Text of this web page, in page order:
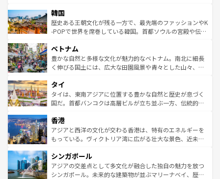
ワイを、存分に味わってほしい。 なお、新着のハワイ情報
はコンテンツ一覧を参照してほしい。
いる。アクティビティも充実しており、サーフィンやダイ
ビング、ハイキングなど、アウトドア好きにはたまらな
い。オーストラリアの多彩な魅力を存分に味わいつくそ
参照してほしい。
ン）、静ひつな山岳地帯である台湾東部など、都市の喧騒
と山間の静けさが共存しており、訪れる人に新しい発見と
驚きをもたらしてくれる。また、奥深い台湾の食文化も魅
容にもいいと評判のスイーツなど、バラエティ豊かな料理
が味わえる。 なお、新着の台湾情報は コンテンツ一覧を参
照してほしい。
韓国
歴史ある王朝文化が残る一方で、最先端のファッションやK
-POPで世界を席巻している韓国。首都ソウルの宮殿や伝統
き、地方に足を延ばせば四季折々の自然美を楽しむことが
できる。そして、キムチや焼肉、絶品のストリートフード
まで、さまざまな韓国料理が待っている。夜には、韓国な
リティに包まれながら、韓国の多彩な魅力を心ゆくまで味
わってみてほしい。 なお、新着の韓国情報はコンテンツ一
覧を参照してほしい。
ベトナム
豊かな自然と多様な文化が魅力的なベトナム。南北に細長
く伸びる国土には、広大な田園風景や青々とした山々、世
急速な発展と共に伝統が息づく。ハノイの古い町並みやホ
ーチミン市のフランス統治時代の建物も、独特の雰囲気を
醸し出している。また、バラエティの豊かさとおいしさで
とつ。フォーやバインミー、ベトナムコーヒーなどは、ぜ
ひ現地で味わいたい。どの地域を訪れてもあたたかい人々
が旅行者を迎えてくれるので、きっと忘れられない旅にな
参照してほしい。
タイ
タイは、東南アジアに位置する豊かな自然と歴史が息づく
国だ。首都バンコクは高層ビルが立ち並ぶ一方、伝統的な
の活気が交差している。北部ではチェンマイなどの山岳地
帯で自然と触れ合い、南部ではプーケットやクラビの美し
いビーチでリゾート気分を楽しむことができる。タイ料理
激する。気候は一年中温暖で、どの季節にも異なる楽しみ
が待っている。親しみやすいタイの人々、仏教を中心とし
た文化、そして多様な観光資源が、訪れる旅人を魅了し続
香港
アジアと西洋の文化が交わる香港は、特有のエネルギーを
もっている。ヴィクトリア湾に広がる壮大な景色、近未来
み、どこを訪れても感動するはず。観光スポットが密集し
ており、効率よく見どころを回れるのも魅力。息をのむよ
うな絶景から文化的な体験まで、香港を存分に楽しみ尽く
シンガポール
アジアの交差点として多文化が融合した独自の魅力を放つ
シンガポール。未来的な建築物が並ぶマリーナベイ、歴史